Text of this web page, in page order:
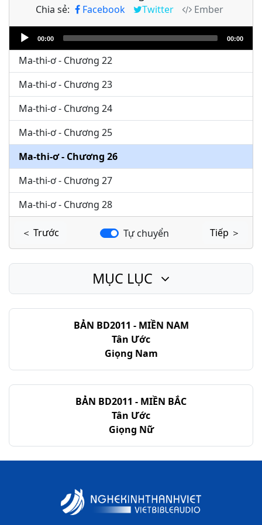
Chia sẻ: Facebook Twitter
Ember
Audio
Player
00:00 00:00
Ma-thi-ơ - Chương 20
Ma-thi-ơ - Chương 21
Ma-thi-ơ - Chương 22
Ma-thi-ơ - Chương 23
Ma-thi-ơ - Chương 24
Ma-thi-ơ - Chương 25
Ma-thi-ơ - Chương 26
Ma-thi-ơ - Chương 27
Ma-thi-ơ - Chương 28
＜ Trước Tự chuyển Tiếp ＞
BẢN BD2011 - MIỀN NAM
Tân Ước
Giọng Nam
BẢN BD2011 - MIỀN BẮC
Tân Ước
Giọng Nữ
MỤC LỤC